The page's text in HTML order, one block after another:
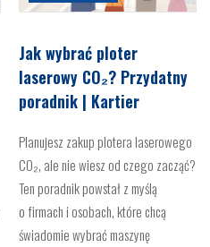
Jak wybrać ploter
laserowy CO₂? Przydatny
poradnik | Kartier
Planujesz zakup plotera laserowego
CO₂, ale nie wiesz od czego zacząć?
Ten poradnik powstał z myślą
o firmach i osobach, które chcą
świadomie wybrać maszynę